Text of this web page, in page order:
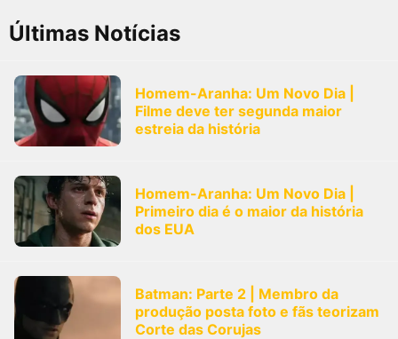
Últimas Notícias
Homem-Aranha: Um Novo Dia |
Filme deve ter segunda maior
estreia da história
Homem-Aranha: Um Novo Dia |
Primeiro dia é o maior da história
dos EUA
Batman: Parte 2 | Membro da
produção posta foto e fãs teorizam
Corte das Corujas